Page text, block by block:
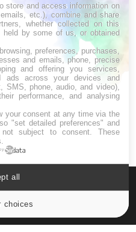
: une déformation des
aux conséquences
(Sclérose latérale
store and access information on
etc.), combine and share
whether collected on this
held by some of us, or obtained
preferences, purchases,
and emails, phone, precise
and offering you services,
ads across your devices and
SMS, phone, audio, and video),
performance, and analysing
your consent at any time via the
"set detailed preferences" and
subject to consent. These
choices
all